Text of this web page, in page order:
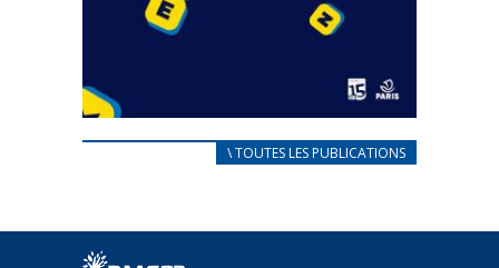
CARNET D’ACCUEIL
Afin d’accompagner au mieux les réfugiés
\ TOUTES LES PUBLICATIONS